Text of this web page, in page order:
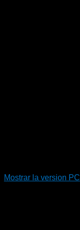
Mostrar la version PC